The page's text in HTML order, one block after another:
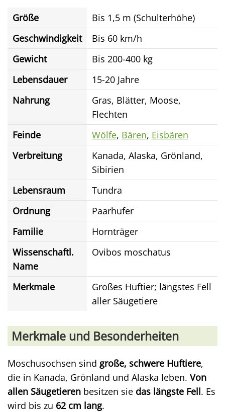
Größe
Bis 1,5 m (Schulterhöhe)
Geschwindigkeit
Bis 60 km/h
Gewicht
Bis 200-400 kg
Lebensdauer
15-20 Jahre
Nahrung
Gras, Blätter, Moose,
Flechten
Feinde
Wölfe, Bären, Eisbären
Verbreitung
Kanada, Alaska, Grönland,
Sibirien
Lebensraum
Tundra
Ordnung
Paarhufer
Familie
Hornträger
Wissenschaftl.
Name
Ovibos moschatus
Merkmale
Großes Huftier; längstes Fell
aller Säugetiere
Merkmale und Besonderheiten
Moschusochsen sind große, schwere Huftiere,
die in Kanada, Grönland und Alaska leben. Von
allen Säugetieren besitzen sie das längste Fell. Es
wird bis zu 62 cm lang.